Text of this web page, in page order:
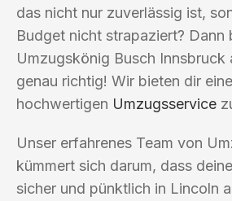
das nicht nur zuverlässig ist,
Budget nicht strapaziert? Dann
Umzugskönig Busch Innsbruck
genau richtig! Wir bieten dir
hochwertigen Umzugsservice
Unser erfahrenes Team von
kümmert sich darum, dass
sicher und pünktlich in Lincoln